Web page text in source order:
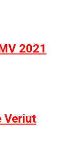
2021
Veriut